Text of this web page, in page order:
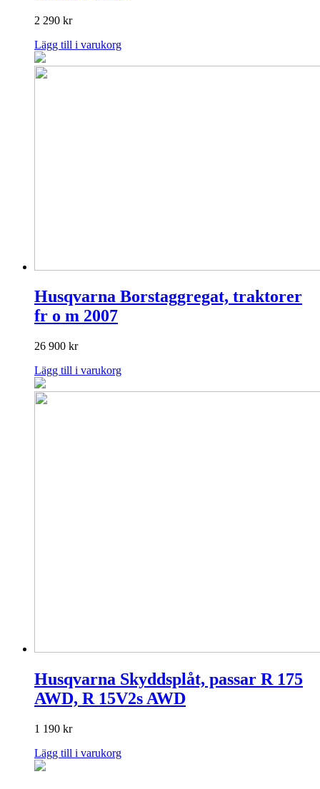
2 290 kr
Lägg till i varukorg
Husqvarna Borstaggregat, traktorer
fr o m 2007
26 900 kr
Lägg till i varukorg
Husqvarna Skyddsplåt, passar R 175
AWD, R 15V2s AWD
1 190 kr
Lägg till i varukorg